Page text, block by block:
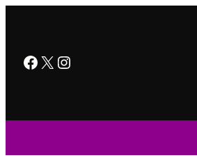
Facebook
X Instagram